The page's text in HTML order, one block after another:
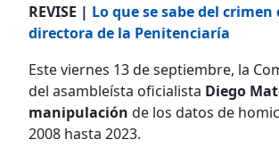
REVISE | Lo que se sabe del
directora de la Penitenciaría
Este viernes 13 de septiembre, la
del asambleísta oficialista Diego
manipulación de los datos de
2008 hasta 2023.